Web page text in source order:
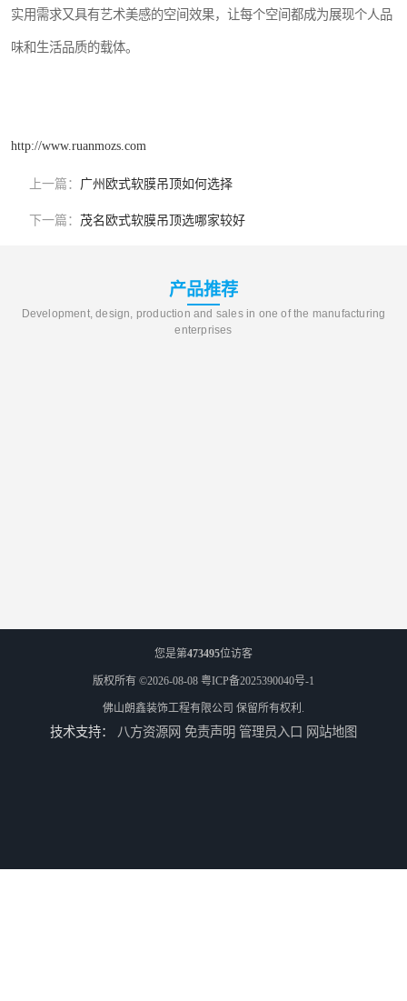
实用需求又具有艺术美感的空间效果，让每个空间都成为展现个人品
味和生活品质的载体。
http://www.ruanmozs.com
上一篇： 广州欧式软膜吊顶如何选择
下一篇： 茂名欧式软膜吊顶选哪家较好
产品推荐
Development, design, production and sales in one of the manufacturing
enterprises
您是第473495位访客
版权所有 ©2026-08-08 粤ICP备2025390040号-1
佛山朗鑫装饰工程有限公司 保留所有权利.
技术支持： 八方资源网 免责声明 管理员入口 网站地图